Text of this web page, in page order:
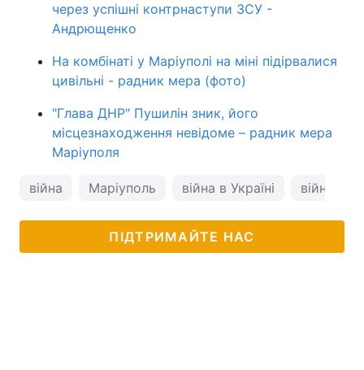
через успішні контрнаступи ЗСУ -
Андрющенко
На комбінаті у Маріуполі на міні підірвалися
цивільні - радник мера (фото)
"Глава ДНР" Пушилін зник, його
місцезнаходження невідоме – радник мера
Маріуполя
війна Маріуполь війна в Україні війна з
ПІДТРИМАЙТЕ НАС